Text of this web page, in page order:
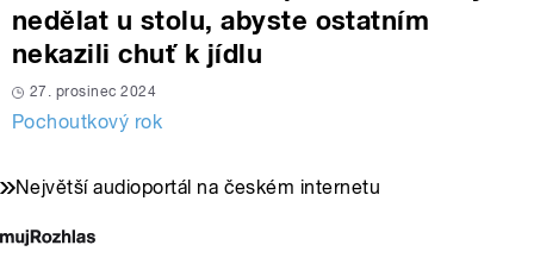
nedělat u stolu, abyste ostatním
nekazili chuť k jídlu
27. prosinec 2024
Pochoutkový rok
Největší audioportál na českém internetu